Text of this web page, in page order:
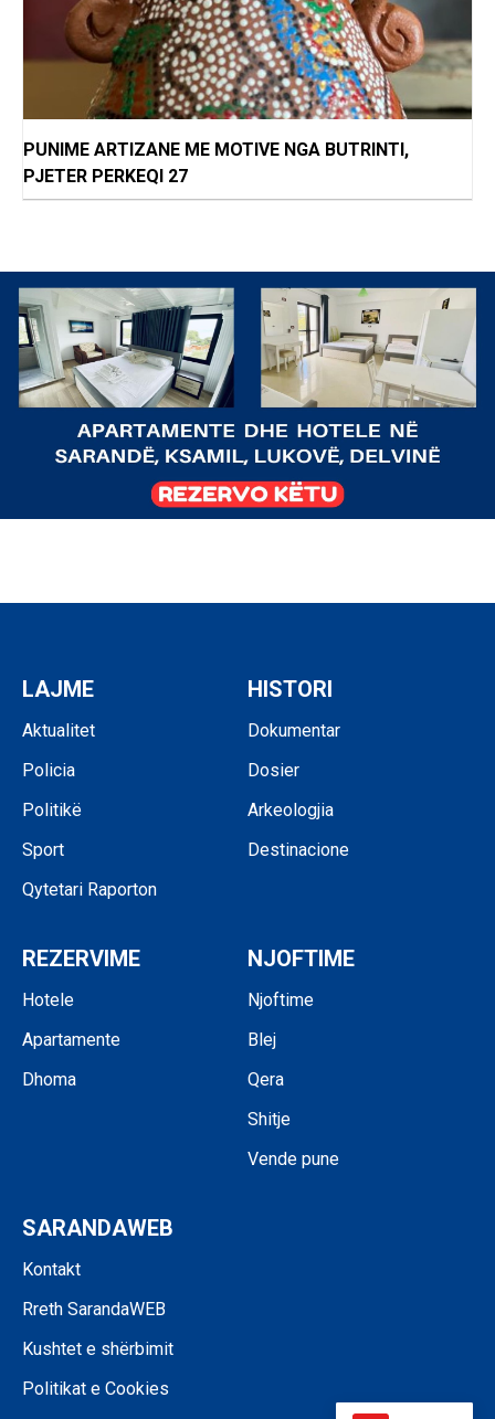
PUNIME ARTIZANE ME MOTIVE NGA BUTRINTI,
PJETER PERKEQI 27
LAJME
Aktualitet
Policia
Politikë
Sport
Qytetari Raporton
HISTORI
Dokumentar
Dosier
Arkeologjia
Destinacione
REZERVIME
Hotele
Apartamente
Dhoma
NJOFTIME
Njoftime
Blej
Qera
Shitje
Vende pune
SARANDAWEB
Kontakt
Rreth SarandaWEB
Kushtet e shërbimit
Politikat e Cookies